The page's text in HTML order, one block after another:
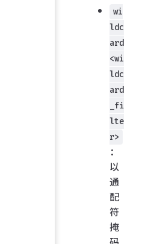
wi
ldc
ard
<wi
ldc
ard
_fi
lte
r>
：
以
通
配
符
掩